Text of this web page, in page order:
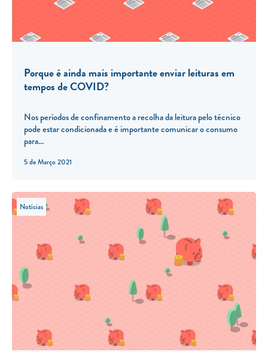
5 de Março 2021
Porque é ainda mais importante enviar leituras em
tempos de COVID?
Nos períodos de confinamento a recolha da leitura pelo técnico
pode estar condicionada e é importante comunicar o consumo
para...
Notícias